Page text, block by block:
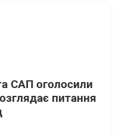
САП оголосили
питання